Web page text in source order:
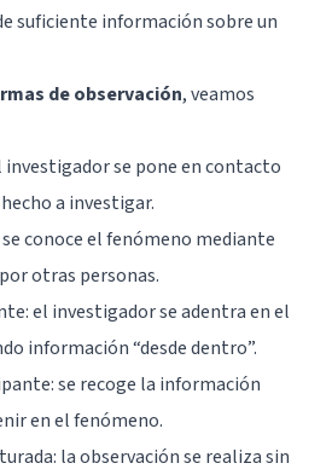
suficiente información sobre un
de observación, veamos
investigador se pone en contacto
a investigar.
conoce el fenómeno mediante
otras personas.
el investigador se adentra en el
información “desde dentro”.
se recoge la información
en el fenómeno.
la observación se realiza sin